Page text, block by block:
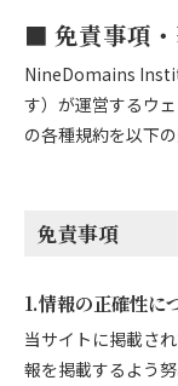
■ 免責事項
NineDomains
す）が運営するウ
の各種規約を以下の
免責事項
1.情報の正確性に
当サイトに掲載さ
報を掲載するよう